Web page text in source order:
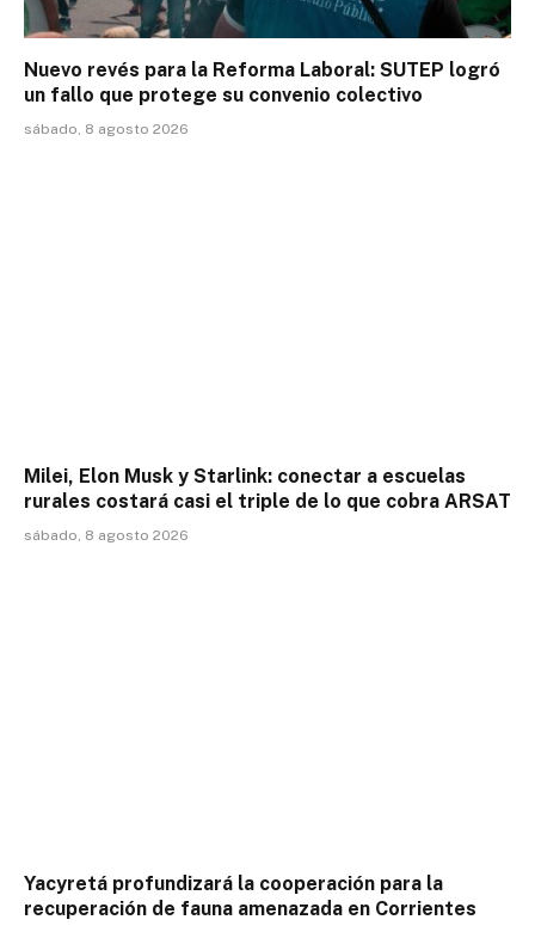
Nuevo revés para la Reforma Laboral: SUTEP logró
un fallo que protege su convenio colectivo
sábado, 8 agosto 2026
Milei, Elon Musk y Starlink: conectar a escuelas
rurales costará casi el triple de lo que cobra ARSAT
sábado, 8 agosto 2026
Yacyretá profundizará la cooperación para la
recuperación de fauna amenazada en Corrientes